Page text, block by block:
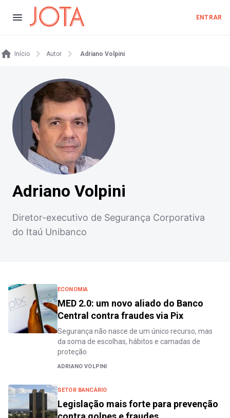
ENTRAR
Início Autor Adriano Volpini
Adriano Volpini
Diretor-executivo de Segurança Corporativa
do Itaú Unibanco
ECONOMIA
MED 2.0: um novo aliado do Banco
Central contra fraudes via Pix
Segurança não nasce de um único recurso, mas
da soma de escolhas, hábitos e camadas de
proteção
ADRIANO VOLPINI
SETOR BANCÁRIO
Legislação mais forte para prevenção